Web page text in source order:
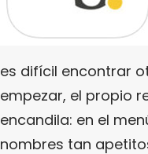
es difícil encontrar
empezar, el propio
encandila: en el
nombres tan